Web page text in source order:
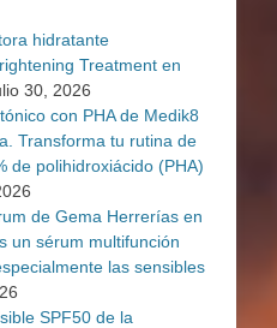
hidratante
Treatment en
30, 2026
con PHA de Medik8
Transforma tu rutina de
de polihidroxiácido (PHA)
de Gema Herrerías en
un sérum multifunción
las sensibles
SPF50 de la